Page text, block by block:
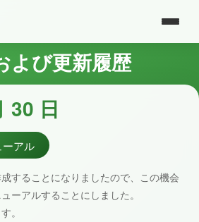
よび更新履歴
30 日
アル
することになりましたので、この機会
ーアルすることにしました。
。